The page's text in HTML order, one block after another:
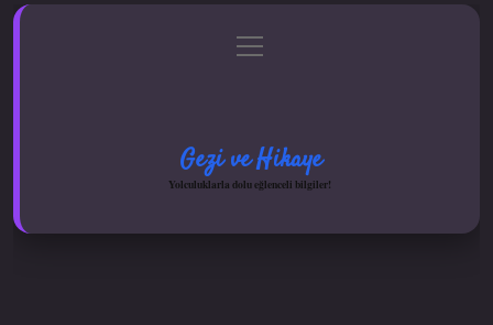
Gizlilik Politikası
menüyü
aç
Gezi ve Hikaye
Yolculuklarla dolu eğlenceli bilgiler!